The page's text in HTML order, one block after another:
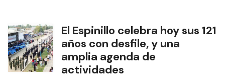
El Espinillo celebra hoy sus 121
años con desfile, y una
amplia agenda de
actividades